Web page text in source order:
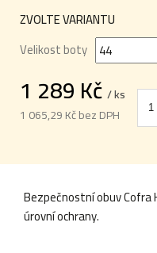
ZVOLTE VARIANTU
Velikost boty
1 289 Kč / ks
1 065,29 Kč bez DPH
Bezpečnostní obuv Cofra
úrovní ochrany.